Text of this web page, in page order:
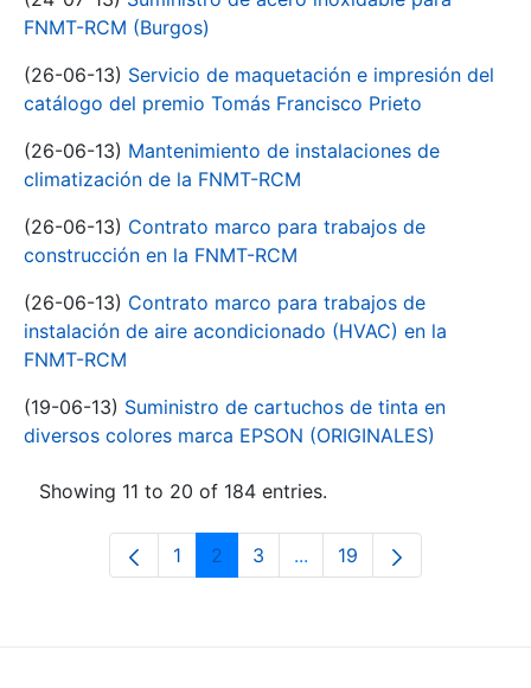
FNMT-RCM (Burgos)
(26-06-13) Servicio de maquetación e impresión del
catálogo del premio Tomás Francisco Prieto
(26-06-13) Mantenimiento de instalaciones de
climatización de la FNMT-RCM
(26-06-13) Contrato marco para trabajos de
construcción en la FNMT-RCM
(26-06-13) Contrato marco para trabajos de
instalación de aire acondicionado (HVAC) en la
FNMT-RCM
(19-06-13) Suministro de cartuchos de tinta en
diversos colores marca EPSON (ORIGINALES)
Showing 11 to 20 of 184 entries.
Page
1 Page
2 Page
3 ...Intermediate Pages Use
Page
19